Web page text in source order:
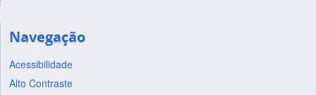
Navegação
Acessibilidade
Alto Contraste